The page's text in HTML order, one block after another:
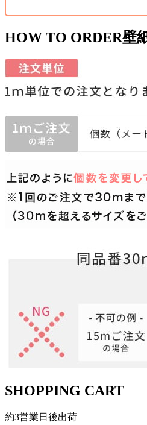
HOW TO ORDER壁
SHOPPING CART
約3営業日後出荷